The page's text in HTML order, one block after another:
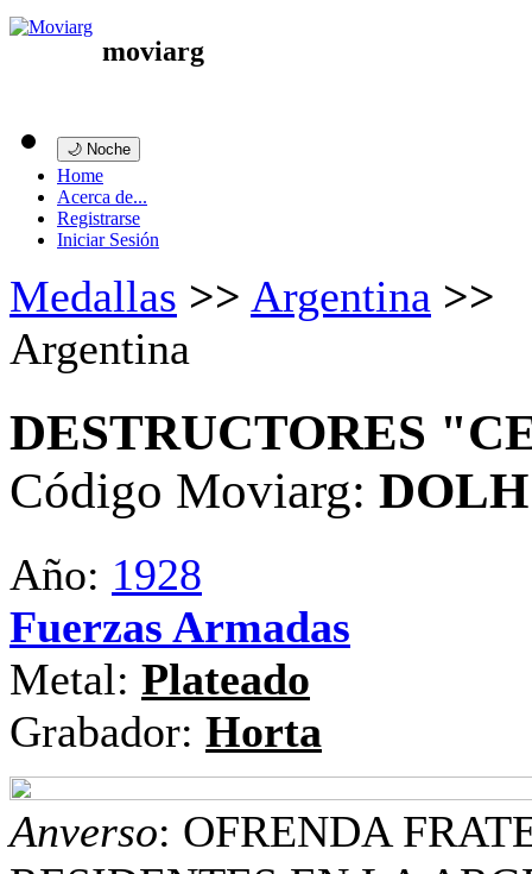
moviarg
🌙 Noche
Home
Acerca de...
Registrarse
Iniciar Sesión
Medallas >> Argentina >>
Argentina
DESTRUCTORES
Código Moviarg: DOLH
Año: 1928
Fuerzas Armadas
Metal: Plateado
Grabador: Horta
Anverso: OFRENDA